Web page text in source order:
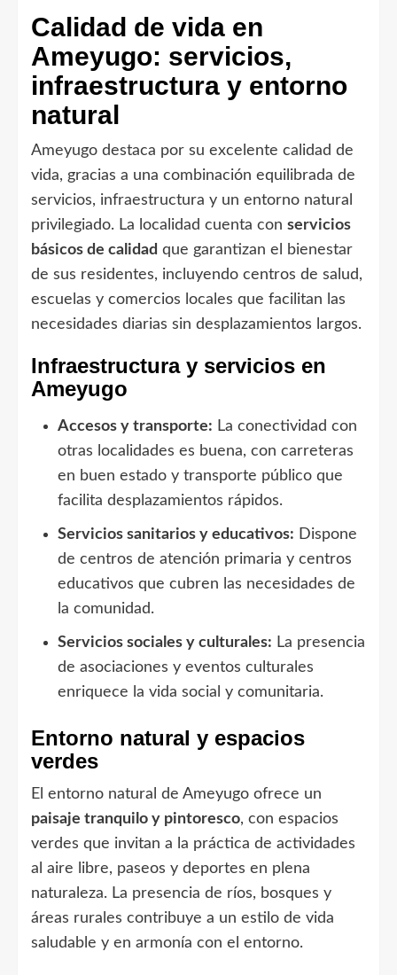
Calidad de vida en
Ameyugo: servicios,
infraestructura y entorno
natural
Ameyugo destaca por su excelente calidad de
vida, gracias a una combinación equilibrada de
servicios, infraestructura y un entorno natural
privilegiado. La localidad cuenta con servicios
básicos de calidad que garantizan el bienestar
de sus residentes, incluyendo centros de salud,
escuelas y comercios locales que facilitan las
necesidades diarias sin desplazamientos largos.
Infraestructura y servicios en
Ameyugo
Accesos y transporte: La conectividad con
otras localidades es buena, con carreteras
en buen estado y transporte público que
facilita desplazamientos rápidos.
Servicios sanitarios y educativos: Dispone
de centros de atención primaria y centros
educativos que cubren las necesidades de
la comunidad.
Servicios sociales y culturales: La presencia
de asociaciones y eventos culturales
enriquece la vida social y comunitaria.
Entorno natural y espacios
verdes
El entorno natural de Ameyugo ofrece un
paisaje tranquilo y pintoresco, con espacios
verdes que invitan a la práctica de actividades
al aire libre, paseos y deportes en plena
naturaleza. La presencia de ríos, bosques y
áreas rurales contribuye a un estilo de vida
saludable y en armonía con el entorno.